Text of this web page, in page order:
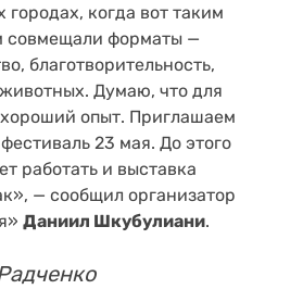
городах, когда вот таким
совмещали форматы —
благотворительность,
Думаю, что для
хороший опыт. Приглашаем
23 мая. До этого
работать и выставка
— сообщил организатор
Даниил Шкубулиани.